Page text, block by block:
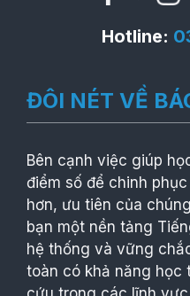
Hotline:
ĐÔI NÉT VỀ
Bên cạnh việc giúp
điểm số để chinh
hơn, ưu tiên của
bạn một nền tảng
hệ thống và vững
toàn có khả năng học